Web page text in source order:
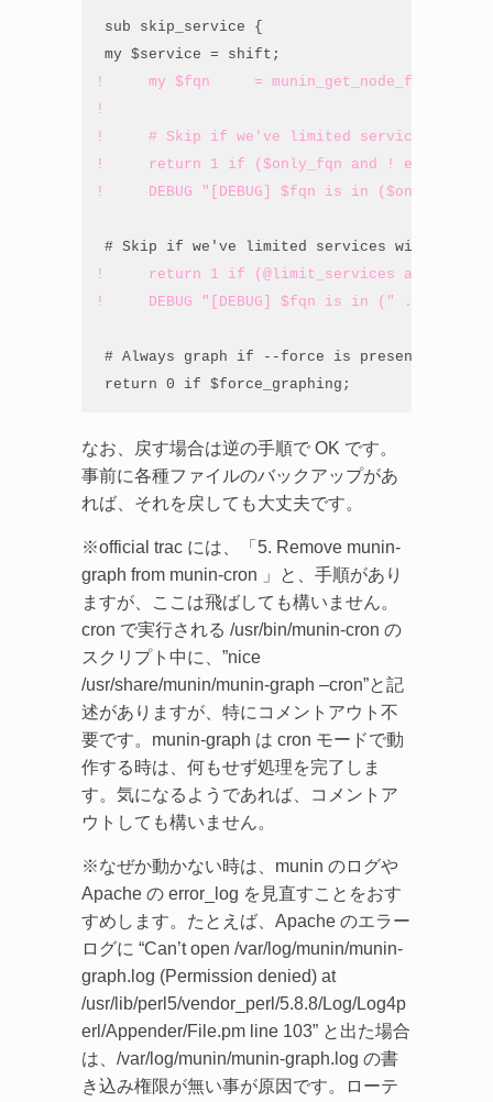
sub skip_service {
!     my $fqn     =
!
!     # Skip if we've limited services with
!     return 1 if ($only_fqn and !
!     DEBUG "[DEBUG] $fqn is in
!     return 1 if (@limit_services and !
!     DEBUG "[DEBUG] $fqn is in (" .
# Always graph if --force is present
return 0 if $force_graphing;
なお、戻す場合は逆の手順で OK です。
事前に各種ファイルのバックアップがあ
れば、それを戻しても大丈夫です。
※official trac には、「5. Remove munin-
graph from munin-cron 」と、手順があり
ますが、ここは飛ばしても構いません。
cron で実行される /usr/bin/munin-cron の
スクリプト中に、”nice
/usr/share/munin/munin-graph –cron”と記
述がありますが、特にコメントアウト不
要です。munin-graph は cron モードで動
作する時は、何もせず処理を完了しま
す。気になるようであれば、コメントア
ウトしても構いません。
※なぜか動かない時は、munin のログや
Apache の error_log を見直すことをおす
すめします。たとえば、Apache のエラー
ログに “Can’t open /var/log/munin/munin-
graph.log (Permission denied) at
/usr/lib/perl5/vendor_perl/5.8.8/Log/Log4p
erl/Appender/File.pm line 103” と出た場合
は、/var/log/munin/munin-graph.log の書
き込み権限が無い事が原因です。ローテ